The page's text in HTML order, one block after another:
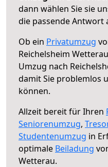
dann wählen Sie sie
die passende Antwort
Ob ein Privatumzug
Reichelsheim
Umzug nach
damit Sie problemlos
können.
Allzeit bereit für Ihren
Seniorenumzug,
Studentenumzug in
optimale Beiladung
Wetterau.